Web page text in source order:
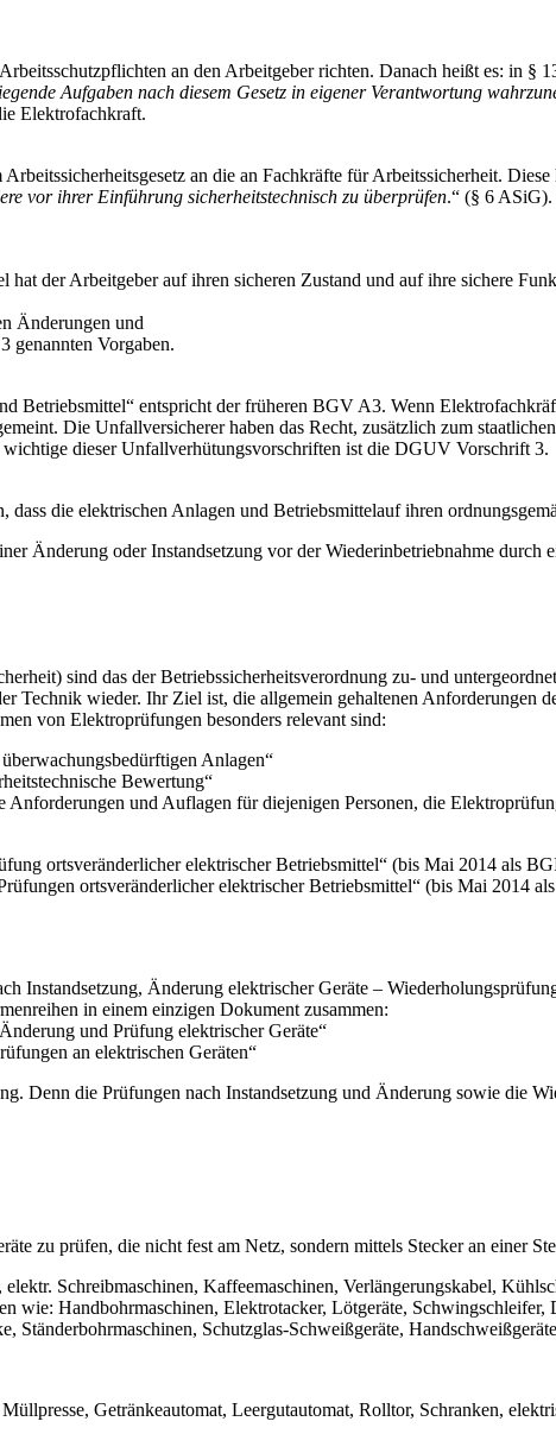
an den Arbeitgeber richten. Danach heißt es: in §
Aufgaben nach diesem Gesetz in eigener Verantwortung
Elektrofachkraft.
an die an Fachkräfte für Arbeitssicherheit. Diese
vor ihrer Einführung sicherheitstechnisch zu überprüfen.“ (§ 6
der Arbeitgeber auf ihren sicheren Zustand und auf ihre sichere
Änderungen und
genannten Vorgaben.
Betriebsmittel“ entspricht der früheren BGV A3. Wenn
Die Unfallversicherer haben das Recht, zusätzlich zum
wichtige dieser Unfallverhütungsvorschriften ist die DGUV Vorschrift 3.
die elektrischen Anlagen und Betriebsmittelauf ihren
Änderung oder Instandsetzung vor der Wiederinbetriebnahme durch
sind das der Betriebssicherheitsverordnung zu- und
Technik wieder. Ihr Ziel ist, die allgemein gehaltenen Anforderungen
von Elektroprüfungen besonders relevant sind:
Anlagen“
Bewertung“
Anforderungen und Auflagen für diejenigen Personen, die
ortsveränderlicher elektrischer Betriebsmittel“ (bis Mai 2014 als
ortsveränderlicher elektrischer Betriebsmittel“ (bis Mai 2014
Instandsetzung, Änderung elektrischer Geräte –
in einem einzigen Dokument zusammen:
und Prüfung elektrischer Geräte“
an elektrischen Geräten“
Denn die Prüfungen nach Instandsetzung und Änderung sowie die
zu prüfen, die nicht fest am Netz, sondern mittels Stecker an einer
Schreibmaschinen, Kaffeemaschinen, Verlängerungskabel,
wie: Handbohrmaschinen, Elektrotacker, Lötgeräte,
Ständerbohrmaschinen, Schutzglas-Schweißgeräte,
Getränkeautomat, Leergutautomat, Rolltor, Schranken,